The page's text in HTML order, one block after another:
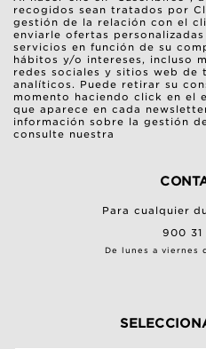
recogidos sean tratados por
gestión de la relación con el
enviarle ofertas
servicios en función de su
hábitos y/o intereses, incluso
redes sociales y sitios web de
analíticos. Puede retirar su
momento haciendo click en el
que aparece en cada
información sobre la gestión
consulte nuestra
Para cualquier
900 31
De lunes a viernes